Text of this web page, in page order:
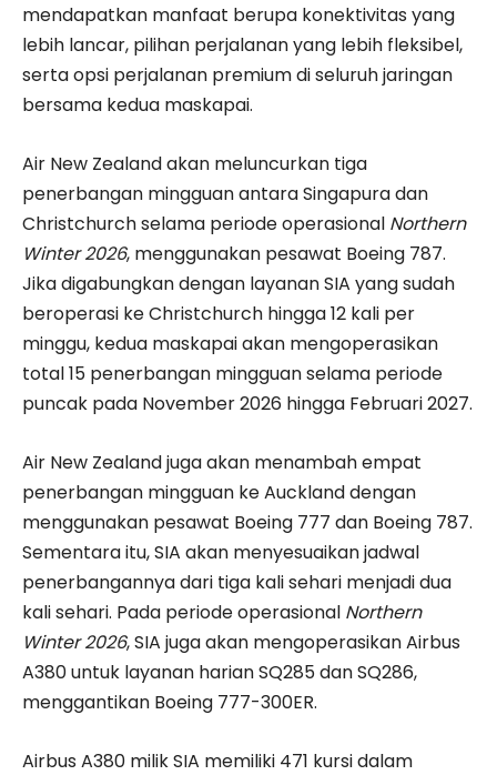
mendapatkan manfaat berupa konektivitas yang
lebih lancar, pilihan perjalanan yang lebih fleksibel,
serta opsi perjalanan premium di seluruh jaringan
bersama kedua maskapai.
Air New Zealand akan meluncurkan tiga
penerbangan mingguan antara Singapura dan
Christchurch selama periode operasional Northern
Winter 2026, menggunakan pesawat Boeing 787.
Jika digabungkan dengan layanan SIA yang sudah
beroperasi ke Christchurch hingga 12 kali per
minggu, kedua maskapai akan mengoperasikan
total 15 penerbangan mingguan selama periode
puncak pada November 2026 hingga Februari 2027.
Air New Zealand juga akan menambah empat
penerbangan mingguan ke Auckland dengan
menggunakan pesawat Boeing 777 dan Boeing 787.
Sementara itu, SIA akan menyesuaikan jadwal
penerbangannya dari tiga kali sehari menjadi dua
kali sehari. Pada periode operasional Northern
Winter 2026, SIA juga akan mengoperasikan Airbus
A380 untuk layanan harian SQ285 dan SQ286,
menggantikan Boeing 777-300ER.
Airbus A380 milik SIA memiliki 471 kursi dalam